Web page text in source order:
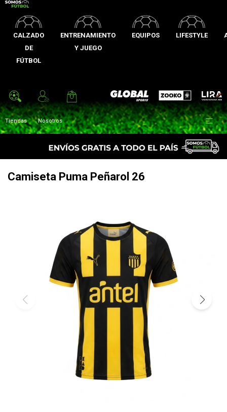
CALZADO
DE
FÚTBOL
ENTRENAMIENTO
Y JUEGO
EQUIPOS LIFESTYLE
Global Sports Zooko Lira
Tiendas Nosotros 
Camiseta Puma Peñarol 26